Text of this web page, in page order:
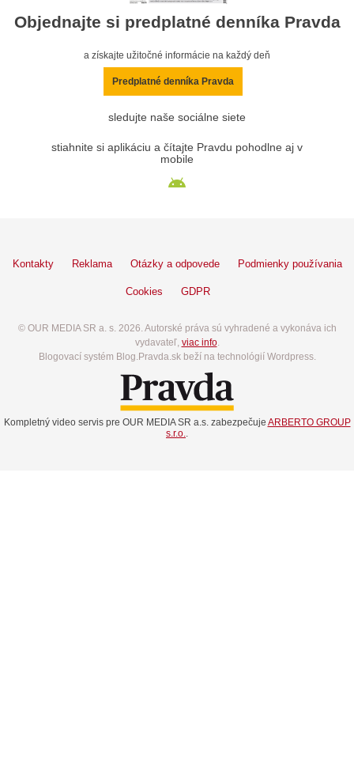
Objednajte si predplatné denníka Pravda
a získajte užitočné informácie na každý deň
Predplatné denníka Pravda
sledujte naše sociálne siete
stiahnite si aplikáciu a čítajte Pravdu pohodlne aj v
mobile
Kontakty Reklama Otázky a odpovede Podmienky používania
Cookies GDPR
© OUR MEDIA SR a. s. 2026. Autorské práva sú vyhradené a vykonáva ich
vydavateľ, viac info.
Blogovací systém Blog.Pravda.sk beží na technológií Wordpress.
Kompletný video servis pre OUR MEDIA SR a.s. zabezpečuje ARBERTO GROUP
s.r.o..